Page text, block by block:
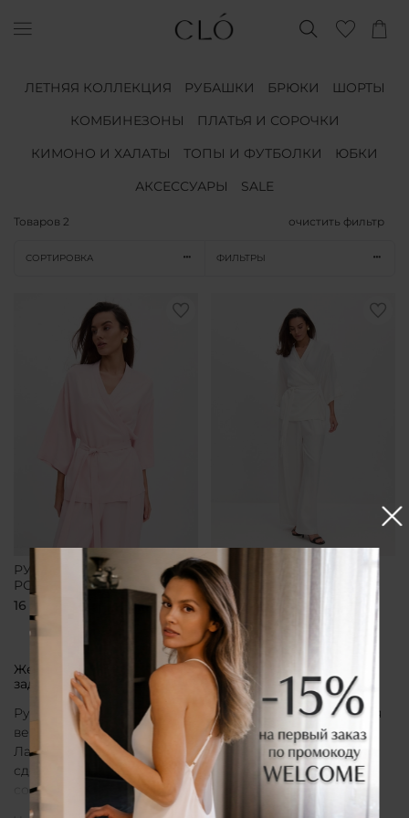
ЛЕТНЯЯ КОЛЛЕКЦИЯ РУБАШКИ БРЮКИ
ШОРТЫ
КОМБИНЕЗОНЫ
ПЛАТЬЯ И СОРОЧКИ
КИМОНО И ХАЛАТЫ
ТОПЫ И ФУТБОЛКИ
ЮБКИ
АКСЕССУАРЫ
SALE
Товаров 2 очистить фильтр
СОРТИРОВКА ФИЛЬТРЫ
РУБАШКА-КИМОНО
РОЗОВАЯ
16 700 ₽
РУБАШКА-КИМОНО
БЕЛАЯ
16 700 ₽
Женская рубашка кимоно от бренда CLÓ, которая
задает тон всему образу
Рубашка кимоно CLÓ рассматривается как утонченная
вещь, воплощающая эстетику мягкой женственности.
Лаконичный крой, деликатные материалы и
сдержанная палитра создают образ, в котором
сочетаются особая нежность белья и элегантная
непринужденность кимоно. Такая рубашка не